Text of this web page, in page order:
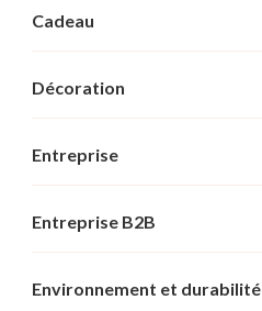
Cadeau
Décoration
Entreprise
Entreprise B2B
Environnement et durabilité